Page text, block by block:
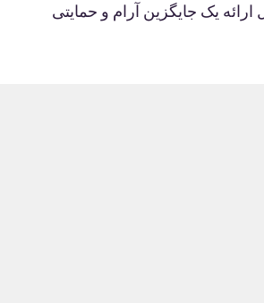
ارائه یک جایگزین آرام و حمایتی